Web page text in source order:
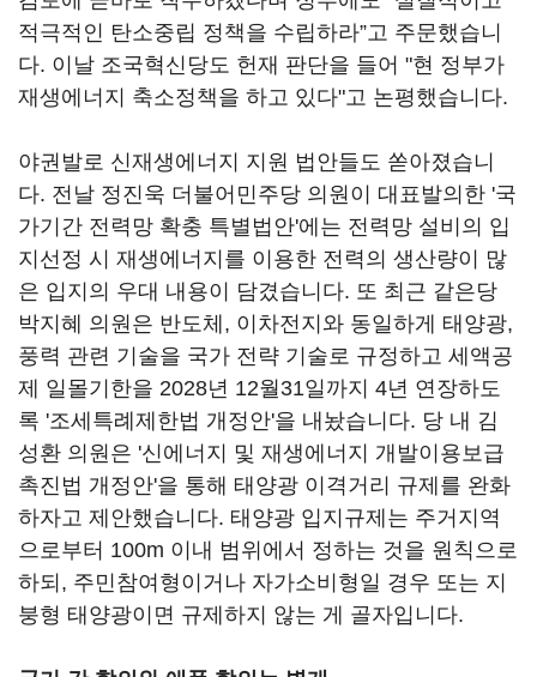
적극적인 탄소중립 정책을 수립하라”고 주문했습니
다. 이날 조국혁신당도 헌재 판단을 들어 "현 정부가
재생에너지 축소정책을 하고 있다"고 논평했습니다.
야권발로 신재생에너지 지원 법안들도 쏟아졌습니
다. 전날 정진욱 더불어민주당 의원이 대표발의한 '국
가기간 전력망 확충 특별법안'에는 전력망 설비의 입
지선정 시 재생에너지를 이용한 전력의 생산량이 많
은 입지의 우대 내용이 담겼습니다. 또 최근 같은당
박지혜 의원은 반도체, 이차전지와 동일하게 태양광,
풍력 관련 기술을 국가 전략 기술로 규정하고 세액공
제 일몰기한을 2028년 12월31일까지 4년 연장하도
록 '조세특례제한법 개정안'을 내놨습니다. 당 내 김
성환 의원은 '신에너지 및 재생에너지 개발이용보급
촉진법 개정안'을 통해 태양광 이격거리 규제를 완화
하자고 제안했습니다. 태양광 입지규제는 주거지역
으로부터 100m 이내 범위에서 정하는 것을 원칙으로
하되, 주민참여형이거나 자가소비형일 경우 또는 지
붕형 태양광이면 규제하지 않는 게 골자입니다.